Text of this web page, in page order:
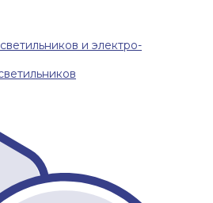
и электро-